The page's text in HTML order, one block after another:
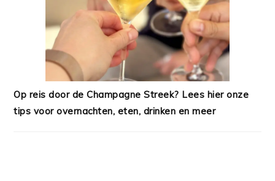
Op reis door de Champagne Streek? Lees hier onze
tips voor overnachten, eten, drinken en meer